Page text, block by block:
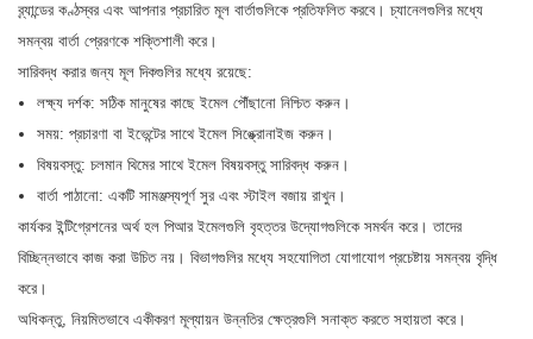
ব্র্যান্ডের কণ্ঠস্বর এবং আপনার প্রচারিত মূল বার্তাগুলিকে প্রতিফলিত করবে। চ্যানেলগুলির মধ্যে
সমন্বয় বার্তা প্রেরণকে শক্তিশালী করে।
সারিবদ্ধ করার জন্য মূল দিকগুলির মধ্যে রয়েছে:
লক্ষ্য দর্শক: সঠিক মানুষের কাছে ইমেল পৌঁছানো নিশ্চিত করুন।
সময়: প্রচারণা বা ইভেন্টের সাথে ইমেল সিঙ্ক্রোনাইজ করুন।
বিষয়বস্তু: চলমান থিমের সাথে ইমেল বিষয়বস্তু সারিবদ্ধ করুন।
বার্তা পাঠানো: একটি সামঞ্জস্যপূর্ণ সুর এবং স্টাইল বজায় রাখুন।
কার্যকর ইন্টিগ্রেশনের অর্থ হল পিআর ইমেলগুলি বৃহত্তর উদ্যোগগুলিকে সমর্থন করে। তাদের
বিচ্ছিন্নভাবে কাজ করা উচিত নয়। বিভাগগুলির মধ্যে সহযোগিতা যোগাযোগ প্রচেষ্টায় সমন্বয় বৃদ্ধি
করে।
অধিকন্তু, নিয়মিতভাবে একীকরণ মূল্যায়ন উন্নতির ক্ষেত্রগুলি সনাক্ত করতে সহায়তা করে।